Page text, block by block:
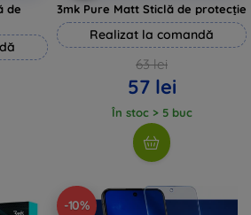
de
3mk Pure Matt Sticlă de protecție
Realizat la comandă
63 lei
57 lei
În stoc > 5 buc
-10%